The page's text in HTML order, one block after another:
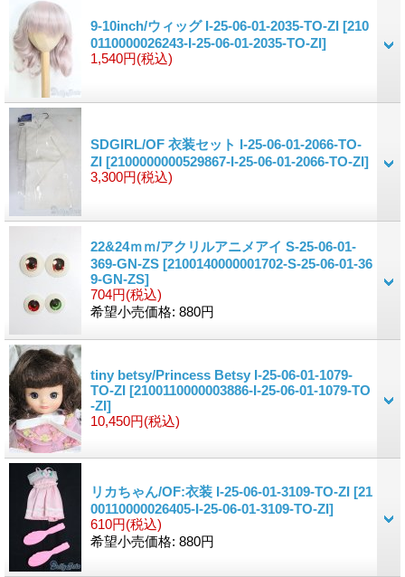
9-10inch/ウィッグ I-25-06-01-2035-TO-ZI [210
0110000026243-I-25-06-01-2035-TO-ZI]
1,540円(税込)
SDGIRL/OF 衣装セット I-25-06-01-2066-TO-
ZI [2100000000529867-I-25-06-01-2066-TO-ZI]
3,300円(税込)
22&24ｍｍ/アクリルアニメアイ S-25-06-01-
369-GN-ZS [2100140000001702-S-25-06-01-36
9-GN-ZS]
704円(税込)
希望小売価格: 880円
tiny betsy/Princess Betsy I-25-06-01-1079-
TO-ZI [2100110000003886-I-25-06-01-1079-TO
-ZI]
10,450円(税込)
リカちゃん/OF:衣装 I-25-06-01-3109-TO-ZI [21
00110000026405-I-25-06-01-3109-TO-ZI]
610円(税込)
希望小売価格: 880円